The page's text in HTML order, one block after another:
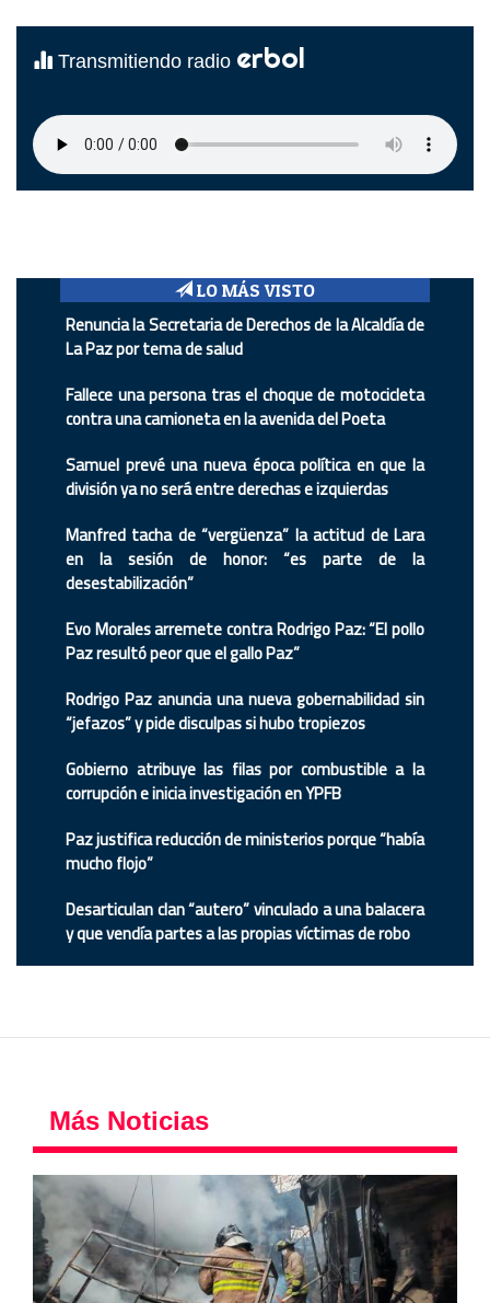
Transmitiendo radio erbol
LO MÁS VISTO
Renuncia la Secretaria de Derechos de la Alcaldía de
La Paz por tema de salud
Fallece una persona tras el choque de motocicleta
contra una camioneta en la avenida del Poeta
Samuel prevé una nueva época política en que la
división ya no será entre derechas e izquierdas
Manfred tacha de “vergüenza” la actitud de Lara
en la sesión de honor: “es parte de la
desestabilización”
Evo Morales arremete contra Rodrigo Paz: “El pollo
Paz resultó peor que el gallo Paz”
Rodrigo Paz anuncia una nueva gobernabilidad sin
“jefazos” y pide disculpas si hubo tropiezos
Gobierno atribuye las filas por combustible a la
corrupción e inicia investigación en YPFB
Paz justifica reducción de ministerios porque “había
mucho flojo”
Desarticulan clan “autero” vinculado a una balacera
y que vendía partes a las propias víctimas de robo
Más Noticias